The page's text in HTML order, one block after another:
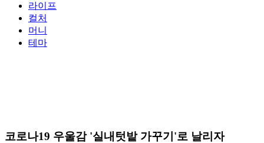
라이프
컬처
머니
테마
코로나19 우울감 '실내텃밭 가꾸기'로 날리자